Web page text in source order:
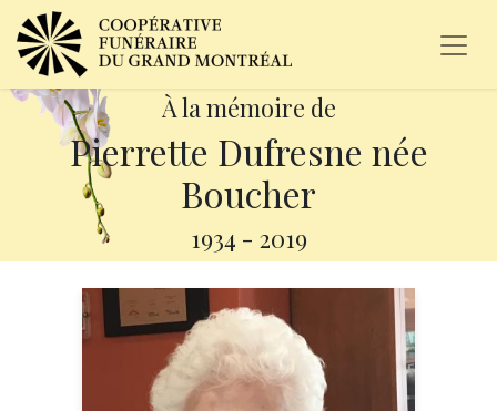
À la mémoire de
Pierrette Dufresne née
Boucher
1934 - 2019